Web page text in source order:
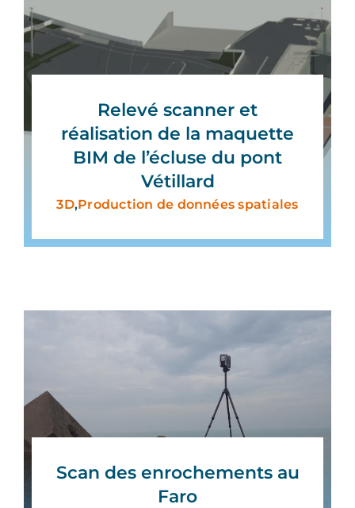
Relevé scanner et
réalisation de la maquette
BIM de l’écluse du pont
Vétillard
3D,Production de données spatiales
Scan des enrochements au
Faro